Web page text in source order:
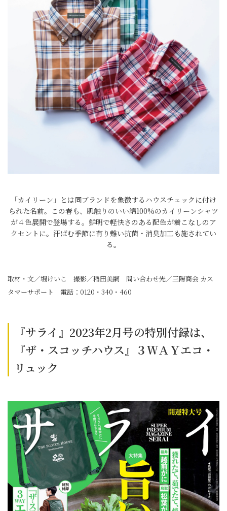
「カイリーン」とは同ブランドを象徴するハウスチェックに付け
られた名前。この春も、肌触りのいい綿100%のカイリーンシャツ
が４色展開で登場する。鮮明で軽快さのある配色が着こなしのア
クセントに。汗ばむ季節に有り難い抗菌・消臭加工も施されてい
る。
取材・文／堀けいこ 撮影／稲田美嗣 問い合わせ先／三陽商会 カス
タマーサポート 電話：0120・340・460
『サライ』2023年2月号の特別付録は、
『ザ・スコッチハウス』３ＷＡＹエコ・
リュック